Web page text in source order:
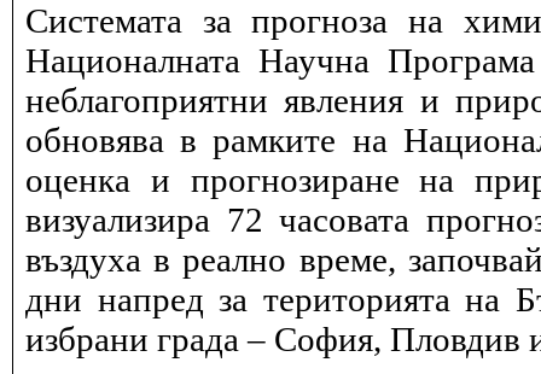
Системата за прогноза на
Националната Научна
неблагоприятни явления и
обновява в рамките на
оценка и прогнозиране на
визуализира 72 часовата
въздуха в реално време,
дни напред за територията на
избрани града – София, Пловдив